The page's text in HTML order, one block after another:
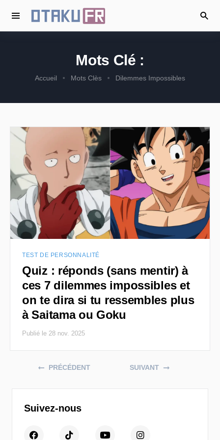
Mots Clé :
Accueil Mots Clès Dilemmes Impossibles
TEST DE PERSONNALITÉ
Quiz : réponds (sans mentir) à
ces 7 dilemmes impossibles et
on te dira si tu ressembles plus
à Saitama ou Goku
Publié le 28 nov. 2025
Posts navigation
PRÉCÉDENT SUIVANT
Suivez-nous